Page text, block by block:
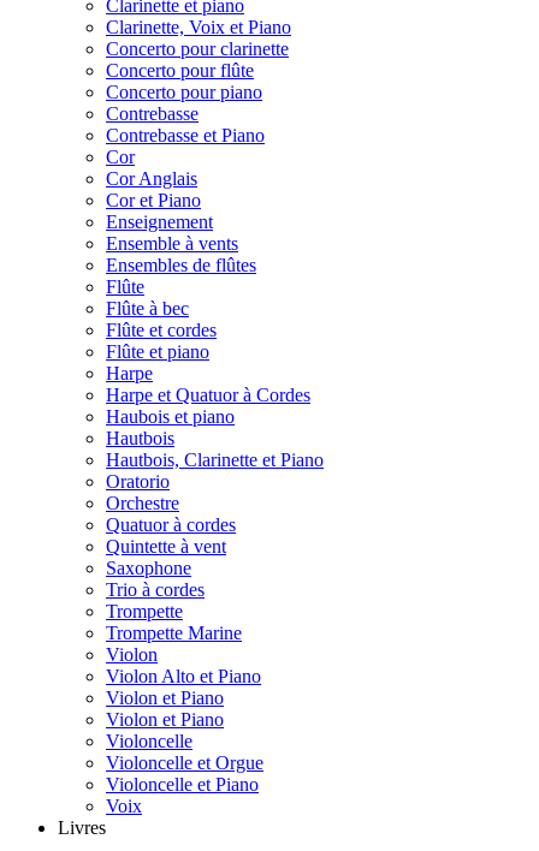
Clarinette et piano
Clarinette, Voix et Piano
Concerto pour clarinette
Concerto pour flûte
Concerto pour piano
Contrebasse
Contrebasse et Piano
Cor
Cor Anglais
Cor et Piano
Enseignement
Ensemble à vents
Ensembles de flûtes
Flûte
Flûte à bec
Flûte et cordes
Flûte et piano
Harpe
Harpe et Quatuor à Cordes
Haubois et piano
Hautbois
Hautbois, Clarinette et Piano
Oratorio
Orchestre
Quatuor à cordes
Quintette à vent
Saxophone
Trio à cordes
Trompette
Trompette Marine
Violon
Violon Alto et Piano
Violon et Piano
Violon et Piano
Violoncelle
Violoncelle et Orgue
Violoncelle et Piano
Voix
Livres